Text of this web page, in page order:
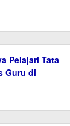
Pelajari Tata
Guru di